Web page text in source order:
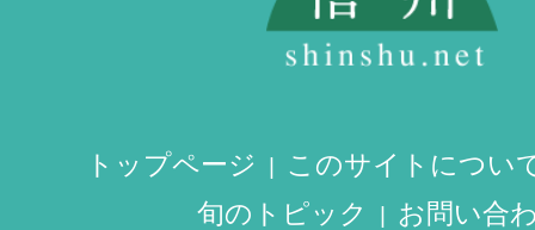
トップページ
このサイトについ
旬のトピック
お問い合